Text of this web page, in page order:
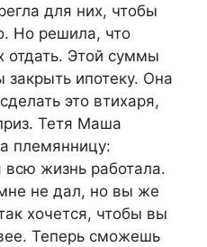
для них, чтобы
Но решила, что
отдать. Этой суммы
закрыть ипотеку. Она
это втихаря,
Тетя Маша
племянницу:
всю жизнь работала.
не дал, но вы же
хочется, чтобы вы
Теперь сможешь